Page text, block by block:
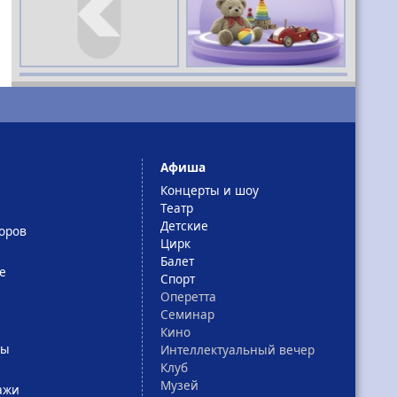
Афиша
Концерты и шоу
Театр
Детские
Цирк
Балет
Спорт
Оперетта
Семинар
Кино
Интеллектуальный вечер
Клуб
Музей